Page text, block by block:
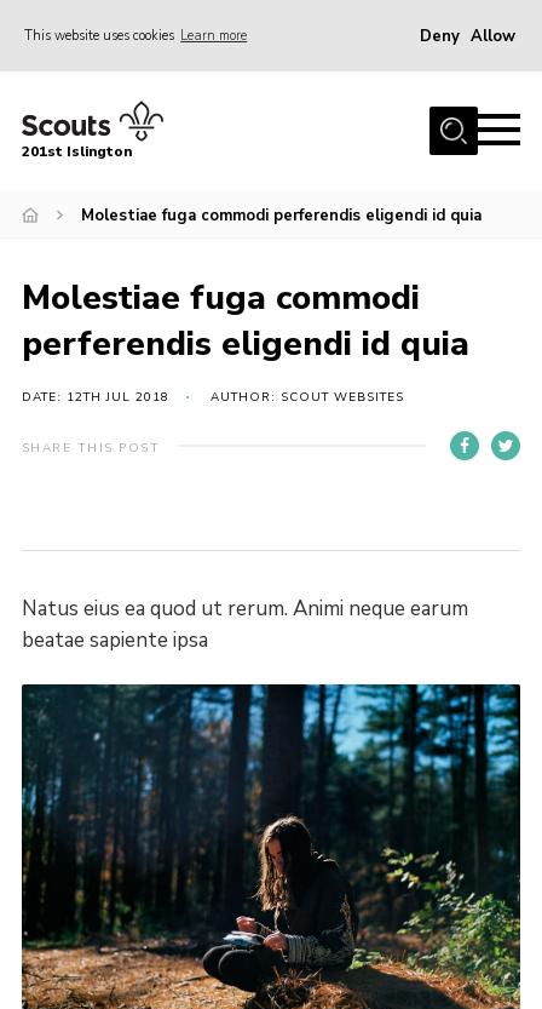
This website uses cookies Learn more Deny Allow
Home
Join
Events
Gallery
Rammey Island
Contact
Sitemap
201st Islington
Molestiae fuga commodi perferendis eligendi id quia
Molestiae fuga commodi
perferendis eligendi id quia
DATE: 12TH JUL 2018 AUTHOR: SCOUT WEBSITES
SHARE THIS POST
Natus eius ea quod ut rerum. Animi neque earum
beatae sapiente ipsa